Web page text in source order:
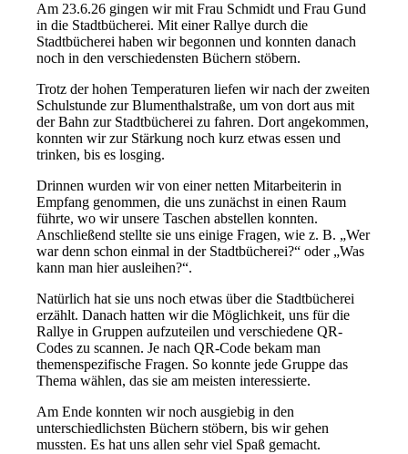
Am 23.6.26 gingen wir mit Frau Schmidt und Frau Gund
in die Stadtbücherei. Mit einer Rallye durch die
Stadtbücherei haben wir begonnen und konnten danach
noch in den verschiedensten Büchern stöbern.
Trotz der hohen Temperaturen liefen wir nach der zweiten
Schulstunde zur Blumenthalstraße, um von dort aus mit
der Bahn zur Stadtbücherei zu fahren. Dort angekommen,
konnten wir zur Stärkung noch kurz etwas essen und
trinken, bis es losging.
Drinnen wurden wir von einer netten Mitarbeiterin in
Empfang genommen, die uns zunächst in einen Raum
führte, wo wir unsere Taschen abstellen konnten.
Anschließend stellte sie uns einige Fragen, wie z. B. „Wer
war denn schon einmal in der Stadtbücherei?“ oder „Was
kann man hier ausleihen?“.
Natürlich hat sie uns noch etwas über die Stadtbücherei
erzählt. Danach hatten wir die Möglichkeit, uns für die
Rallye in Gruppen aufzuteilen und verschiedene QR-
Codes zu scannen. Je nach QR-Code bekam man
themenspezifische Fragen. So konnte jede Gruppe das
Thema wählen, das sie am meisten interessierte.
Am Ende konnten wir noch ausgiebig in den
unterschiedlichsten Büchern stöbern, bis wir gehen
mussten. Es hat uns allen sehr viel Spaß gemacht.